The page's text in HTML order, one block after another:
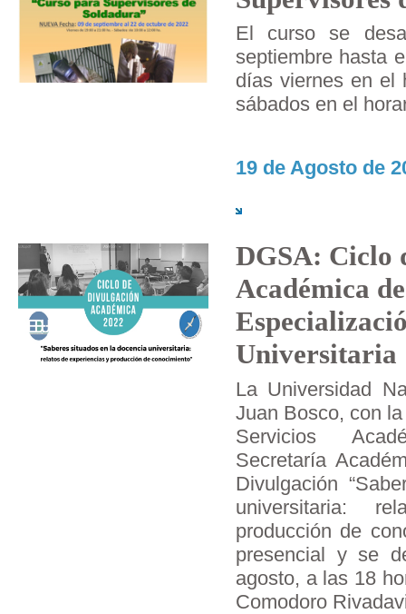
El curso se
septiembre hasta
días viernes en el
sábados en el
19 de Agosto de
DGSA: Ciclo
Académica
Universitaria
La Universidad
Juan Bosco, con
Servicios
Secretaría
Divulgación
universitaria:
producción de
presencial y se
agosto, a las 18
Comodoro